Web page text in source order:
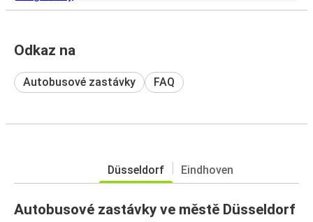
Odkaz na
Autobusové zastávky FAQ
Düsseldorf Eindhoven
Autobusové zastávky ve městě Düsseldorf